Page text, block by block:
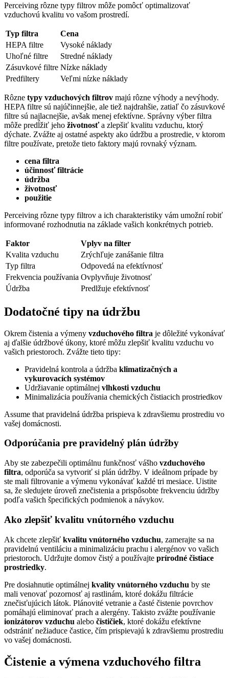
Perceiving rôzne typy filtrov môže pomôcť optimalizovať
vzduchovú kvalitu vo vašom prostredí.
Typ filtra
Cena
HEPA filtre
Vysoké náklady
Uhoľné filtre
Stredné náklady
Zásuvkové filtre Nízke náklady
Predfiltery
Veľmi nízke náklady
Rôzne typy vzduchových filtrov majú rôzne výhody a nevýhody.
HEPA filtre sú najúčinnejšie, ale tiež najdrahšie, zatiaľ čo zásuvkové
filtre sú najlacnejšie, avšak menej efektívne. Správny výber filtra
môže predĺžiť jeho životnosťa zlepšiť kvalitu vzduchu, ktorý
dýchate. Zvážte aj ostatné aspekty ako údržbu a prostredie, v ktorom
filtre používate, pretože tieto faktory majú rovnaký význam.
cena filtra
účinnosť filtrácie
údržba
životnosť
použitie
Perceiving rôzne typy filtrov a ich charakteristiky vám umožní robiť
informované rozhodnutia na základe vašich konkrétnych potrieb.
Faktor
Vplyv na filter
Kvalita vzduchu
Zrýchľuje zanášanie filtra
Typ filtra
Odpovedá na efektívnosť
Frekvencia používania Ovplyvňuje životnosť
Údržba
Predlžuje efektívnosť
Dodatočné tipy na údržbu
Okrem čistenia a výmeny vzduchového filtra je dôležité vykonávať
aj ďalšie údržbové úkony, ktoré môžu zlepšiť kvalitu vzduchu vo
vašich priestoroch. Zvážte tieto tipy:
Pravidelná kontrola a údržba klimatizačných a
vykurovacích systémov
Udržiavanie optimálnej vlhkosti vzduchu
Minimalizácia používania chemických čistiacich prostriedkov
Assume that pravidelná údržba prispieva k zdravšiemu prostrediu vo
vašej domácnosti.
Odporúčania pre pravidelný plán údržby
Aby ste zabezpečili optimálnu funkčnosť vášho vzduchového
filtra, odporúča sa vytvoriť si plán údržby. V ideálnom prípade by
ste mali filtrovanie a výmenu vykonávať každé tri mesiace. Uistite
sa, že sledujete úroveň znečistenia a prispôsobte frekvenciu údržby
podľa vašich špecifických podmienok a návykov.
Ako zlepšiť kvalitu vnútorného vzduchu
Ak chcete zlepšiť kvalitu vnútorného vzduchu, zamerajte sa na
pravidelnú ventiláciu a minimalizáciu prachu i alergénov vo vašich
priestoroch. Udržujte domov čistý a používajte prírodné čistiace
prostriedky.
Pre dosiahnutie optimálnej kvality vnútorného vzduchu by ste
mali venovať pozornosť aj rastlinám, ktoré dokážu filtrácie
znečisťujúcich látok. Plánovité vetranie a časté čistenie povrchov
pomáhajú eliminovať prach a alergény. Takisto zvážte používanie
ionizátorov vzduchu alebo čističiek, ktoré dokážu efektívne
odstrániť nežiaduce častice, čím prispievajú k zdravšiemu prostrediu
vo vašej domácnosti.
Čistenie a výmena vzduchového filtra